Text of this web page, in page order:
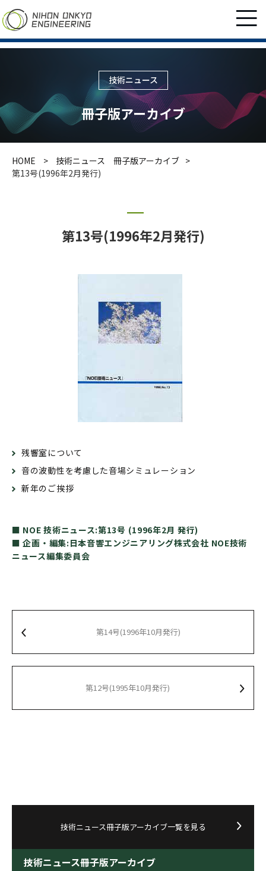
技術ニュース
冊子版アーカイブ
HOME
技術ニュース 冊子版アーカイブ
第13号(1996年2月発行)
第13号(1996年2月発行)
残響室について
音の波動性を考慮した音場シミュレーション
新年のご挨拶
■ NOE 技術ニュース:第13号 (1996年2月 発行)
■ 企画・編集:日本音響エンジニアリング株式会社 NOE技術
ニュース編集委員会
第14号(1996年10月発行)
第12号(1995年10月発行)
技術ニュース冊子版アーカイブ一覧を見る
技術ニュース冊子版アーカイブ